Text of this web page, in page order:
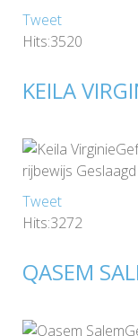
Tweet
Hits:3520
KEILA
rijbewijs
Tweet
Hits:3272
QASEM